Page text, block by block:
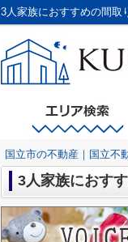
3人家族におすすめの間取
国立市の不動産｜国立不
3人家族におす